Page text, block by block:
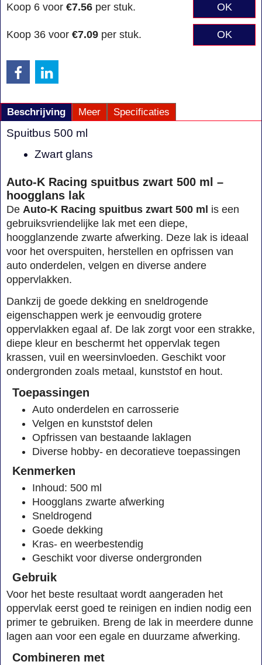
Koop 6 voor €7.56 per stuk. OK
Koop 36 voor €7.09 per stuk. OK
Beschrijving Meer Specificaties
Spuitbus 500 ml
Zwart glans
Auto-K Racing spuitbus zwart 500 ml –
hoogglans lak
De Auto-K Racing spuitbus zwart 500 ml is een
gebruiksvriendelijke lak met een diepe,
hoogglanzende zwarte afwerking. Deze lak is ideaal
voor het overspuiten, herstellen en opfrissen van
auto onderdelen, velgen en diverse andere
oppervlakken.
Dankzij de goede dekking en sneldrogende
eigenschappen werk je eenvoudig grotere
oppervlakken egaal af. De lak zorgt voor een strakke,
diepe kleur en beschermt het oppervlak tegen
krassen, vuil en weersinvloeden. Geschikt voor
ondergronden zoals metaal, kunststof en hout.
Toepassingen
Auto onderdelen en carrosserie
Velgen en kunststof delen
Opfrissen van bestaande laklagen
Diverse hobby- en decoratieve toepassingen
Kenmerken
Inhoud: 500 ml
Hoogglans zwarte afwerking
Sneldrogend
Goede dekking
Kras- en weerbestendig
Geschikt voor diverse ondergronden
Gebruik
Voor het beste resultaat wordt aangeraden het
oppervlak eerst goed te reinigen en indien nodig een
primer te gebruiken. Breng de lak in meerdere dunne
lagen aan voor een egale en duurzame afwerking.
Combineren met